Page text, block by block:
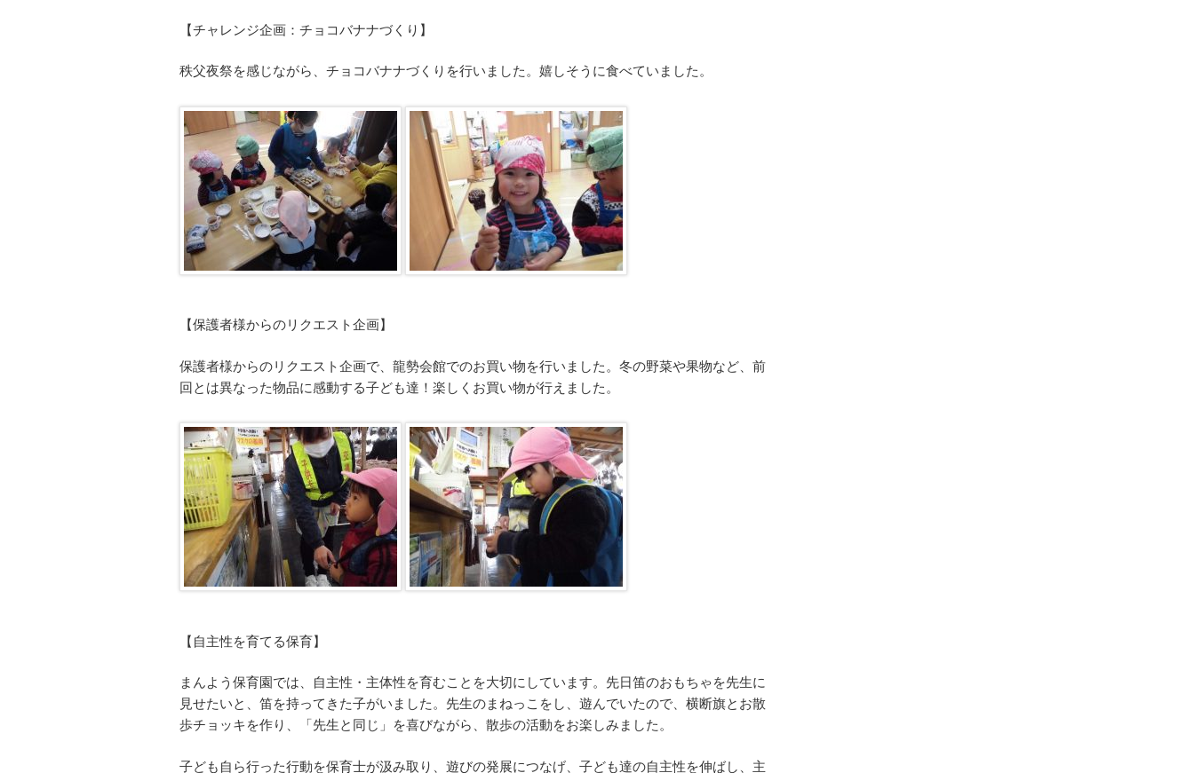
【チャレンジ企画：チョコバナナづくり】
秩父夜祭を感じながら、チョコバナナづくりを行いました。嬉しそうに食べていました。
【保護者様からのリクエスト企画】
保護者様からのリクエスト企画で、龍勢会館でのお買い物を行いました。冬の野菜や果物など、前
回とは異なった物品に感動する子ども達！楽しくお買い物が行えました。
【自主性を育てる保育】
まんよう保育園では、自主性・主体性を育むことを大切にしています。先日笛のおもちゃを先生に
見せたいと、笛を持ってきた子がいました。先生のまねっこをし、遊んでいたので、横断旗とお散
歩チョッキを作り、「先生と同じ」を喜びながら、散歩の活動をお楽しみました。
子ども自ら行った行動を保育士が汲み取り、遊びの発展につなげ、子ども達の自主性を伸ばし、主